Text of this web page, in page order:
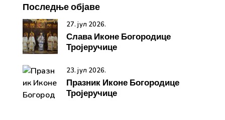
Последње објаве
27. јул 2026.
Слава Иконе Богородице
Тројеручице
23. јул 2026.
Празник Иконе Богородице
Тројеручице